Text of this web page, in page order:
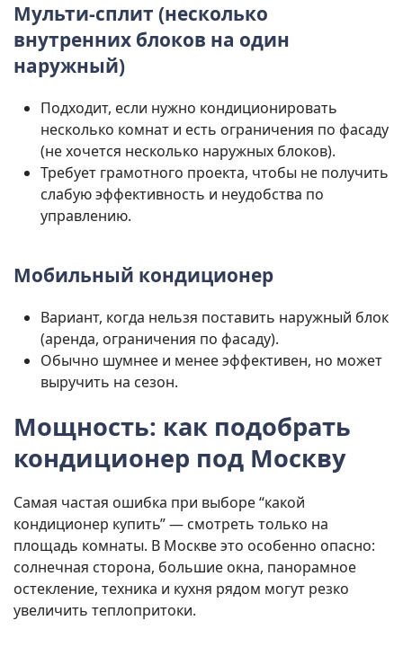
Мульти-сплит (несколько
внутренних блоков на один
наружный)
Подходит, если нужно кондиционировать
несколько комнат и есть ограничения по фасаду
(не хочется несколько наружных блоков).
Требует грамотного проекта, чтобы не получить
слабую эффективность и неудобства по
управлению.
Мобильный кондиционер
Вариант, когда нельзя поставить наружный блок
(аренда, ограничения по фасаду).
Обычно шумнее и менее эффективен, но может
выручить на сезон.
Мощность: как подобрать
кондиционер под Москву
Самая частая ошибка при выборе “какой
кондиционер купить” — смотреть только на
площадь комнаты. В Москве это особенно опасно:
солнечная сторона, большие окна, панорамное
остекление, техника и кухня рядом могут резко
увеличить теплопритоки.